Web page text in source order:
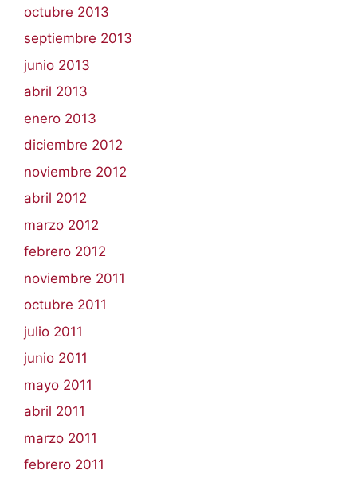
octubre 2013
septiembre 2013
junio 2013
abril 2013
enero 2013
diciembre 2012
noviembre 2012
abril 2012
marzo 2012
febrero 2012
noviembre 2011
octubre 2011
julio 2011
junio 2011
mayo 2011
abril 2011
marzo 2011
febrero 2011